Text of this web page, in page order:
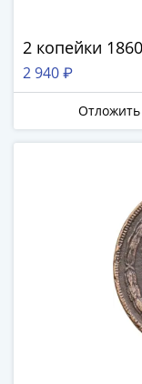
2 копейки
2 940 ₽
Отложить